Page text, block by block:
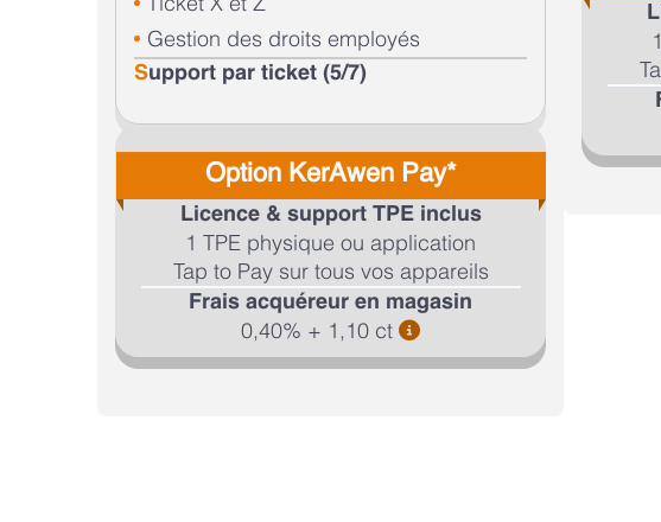
Gestion des droits employés
Support par ticket (5/7)
Option KerAwen Pay*
Licence & support TPE inclus
1 TPE physique ou application
Tap to Pay sur tous vos appareils
Frais acquéreur en magasin
0,40% + 1,10 ct